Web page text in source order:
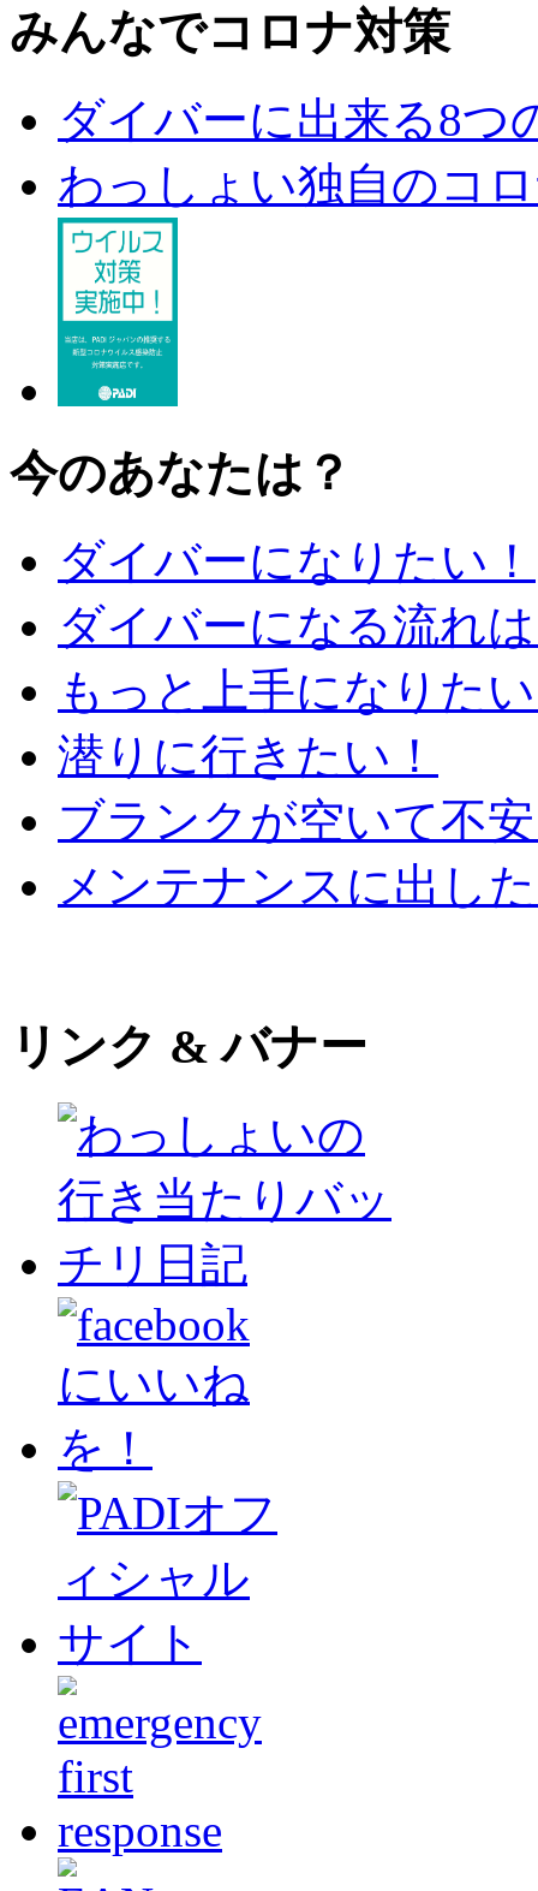
みんなでコロナ対策
ダイバーに出来る8つ
わっしょい独自のコ
今のあなたは？
ダイバーになりたい！
ダイバーになる流れ
もっと上手になりた
潜りに行きたい！
ブランクが空いて不
メンテナンスに出し
リンク & バナー